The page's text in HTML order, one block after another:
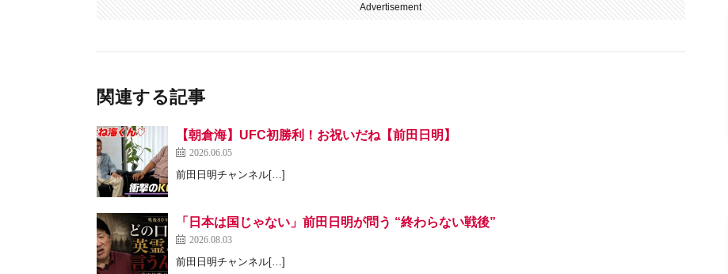
Advertisement
関連する記事
【朝倉海】UFC初勝利！お祝いだね【前田日明】
2026.06.05
前田日明チャンネル[…]
「日本は国じゃない」前田日明が問う “終わらない戦後”
2026.08.03
前田日明チャンネル[…]